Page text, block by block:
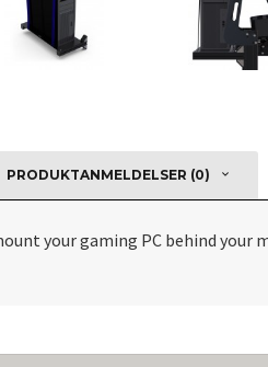
PRODUKTANMELDELSER (0)
your gaming PC behind your